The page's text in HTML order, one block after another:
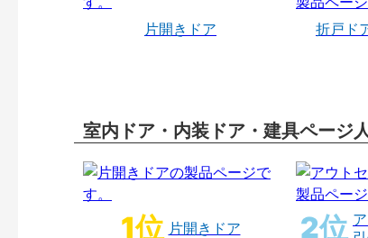
片開きドア 折戸ド
室内ドア・内装ドア・建具ページ
片開きドア